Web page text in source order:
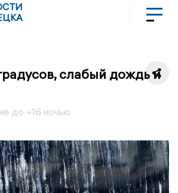
слабый дождь и
до +16 ночью